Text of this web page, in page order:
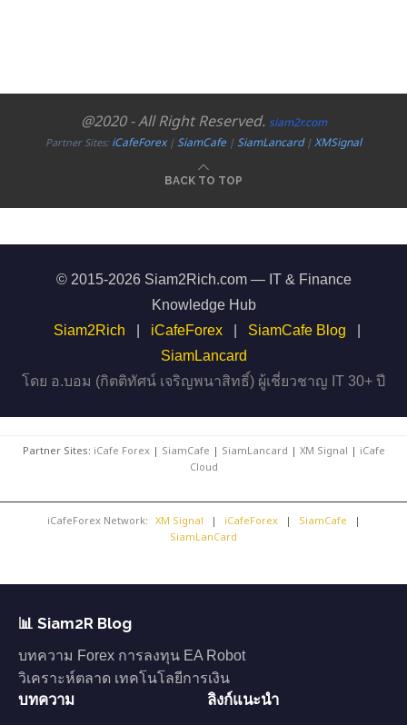
@2020 - All Right Reserved. siam2r.com
Partner Sites:iCafeForex|SiamCafe|SiamLancard|XMSignal
BACK TO TOP
© 2015-2026 Siam2Rich.com — IT & Finance
Knowledge Hub
Siam2Rich
iCafeForex SiamCafe Blog
SiamLancard
โดย อ.บอม (กิตติทัศน์ เจริญพนาสิทธิ์) ผู้เชี่ยวชาญ IT 30+ ปี
Partner Sites: iCafe Forex| SiamCafe | SiamLancard | XM Signal | iCafe
Cloud
iCafeForex Network: XM Signal | iCafeForex | SiamCafe
|
SiamLanCard
📊 Siam2R Blog
บทความ Forex การลงทุน EA Robot
วิเคราะห์ตลาด เทคโนโลยีการเงิน
บทความ ลิงก์แนะนำ